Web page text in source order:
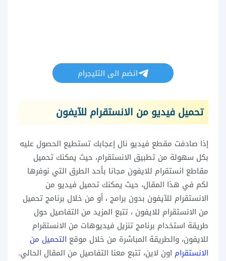
انضم الى التليجرام
تحميل فيديو من الانستقرام للآيفون
إذا صادفت مقطع فيديو نال إعجابك تستطيع الحصول عليه
بكل سهولة من تطبيق الانستقرام، حيث يمكنك تحميل
مقاطع انستقرام للايفون مجانا بأحد الطرق التي نوفرها
لكم في هذا المقال، حيث يمكنك تحميل فيديو من
الانستقرام للآيفون بدون برامج ، أو من خلال برنامج تحميل
من الانستقرام للايفون ، تتبع المزيد من التفاصيل حول
طريقة استخدام برنامج تنزيل فيديوهات من الانستقرام
للايفون، والطريقة المباشرة من خلال موقع التحميل من
الانستقرام اون لاين، تتبع معنا التفاصيل من المقال الحالي.